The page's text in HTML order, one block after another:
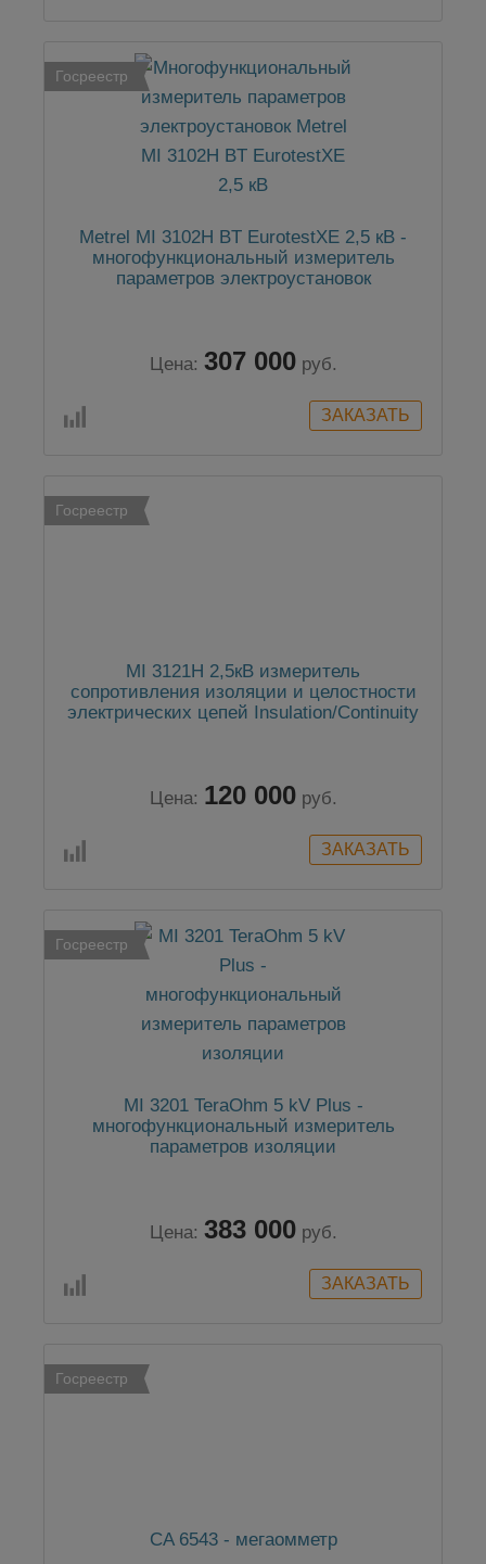
Госреестр
Metrel MI 3102H BT EurotestXE 2,5 кВ -
многофункциональный измеритель
параметров электроустановок
Цена: 307 000 руб.
Госреестр
MI 3121H 2,5кВ измеритель
сопротивления изоляции и целостности
электрических цепей Insulation/Continuity
Цена: 120 000 руб.
Госреестр
MI 3201 TeraOhm 5 kV Plus -
многофункциональный измеритель
параметров изоляции
Цена: 383 000 руб.
Госреестр
CA 6543 - мегаомметр